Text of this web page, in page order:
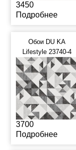
3450
Подробнее
Обои DU KA
Lifestyle 23740-4
3700
Подробнее